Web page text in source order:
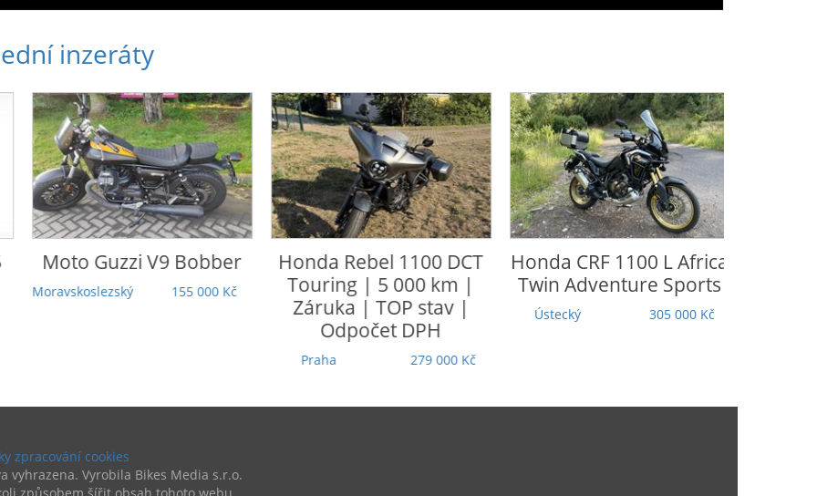
inzeráty
GuzziV9 Bobber
155 000 Kč
Honda
Rebel 1100 DCT
Touring | 5 000 km |
Záruka | TOP stav |
Odpočet DPH
279 000 Kč
Honda
CRF 1100 L Africa
Twin Adventure Sports
305 000 Kč
CFmoto
Moravskoslezský
zpracování cookies
vyhrazena. Vyrobila Bikes Media s.r.o.